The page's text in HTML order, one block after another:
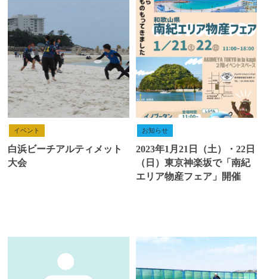
イベント
白浜ビーチアルティメット
大会
お知らせ
2023年1月21日（土）・22日
（日）東京神楽坂で「南紀
エリア物産フェア」開催